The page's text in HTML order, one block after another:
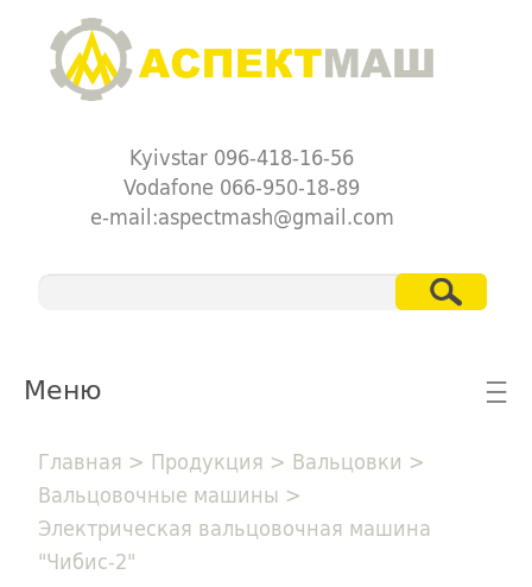
Kyivstar 096-418-16-56
Vodafone 066-950-18-89
e-mail:aspectmash@gmail.com
Меню ☰
Главная > Продукция > Вальцовки >
Вальцовочные машины >
Электрическая вальцовочная машина
"Чибис-2"